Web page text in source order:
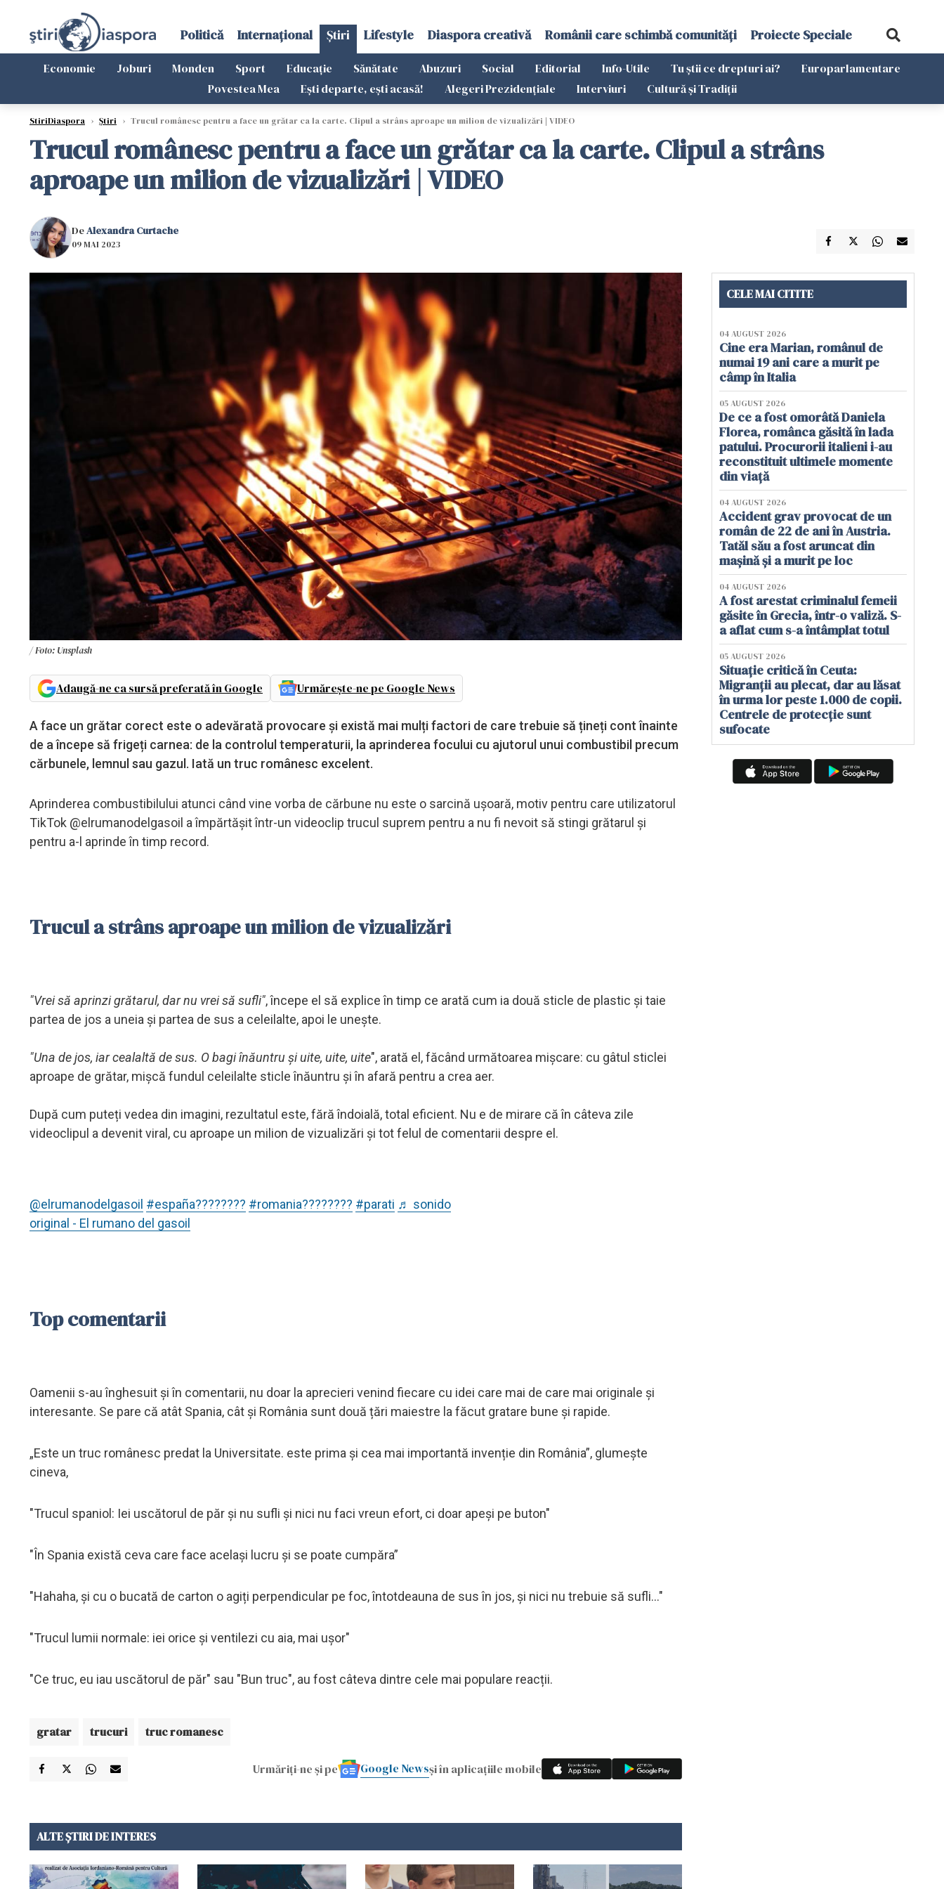
Politică Internațional Știri Lifestyle Diaspora creativă Românii care schimbă comunități Proiecte Speciale
Economie Joburi Monden Sport Educație Sănătate Abuzuri Social Editorial Info-Utile Tu știi ce drepturi ai?
Europarlamentare
Povestea Mea
Ești departe, ești acasă! Alegeri Prezidențiale Interviuri Cultură și Tradiții
StiriDiaspora › Știri › Trucul românesc pentru a face un grătar ca la carte. Clipul a strâns aproape un milion de vizualizări | VIDEO
Trucul românesc pentru a face un grătar ca la carte. Clipul a strâns
aproape un milion de vizualizări | VIDEO
DeAlexandra Curtache
09 MAI 2023
/ Foto: Unsplash
Adaugă-ne ca sursă preferată în Google Urmărește-ne pe Google News
A face un grătar corect este o adevărată provocare și există mai mulți factori de care trebuie să țineți cont înainte
de a începe să frigeți carnea: de la controlul temperaturii, la aprinderea focului cu ajutorul unui combustibil precum
cărbunele, lemnul sau gazul. Iată un truc românesc excelent.
Aprinderea combustibilului atunci când vine vorba de cărbune nu este o sarcină ușoară, motiv pentru care utilizatorul
TikTok @elrumanodelgasoil a împărtășit într-un videoclip trucul suprem pentru a nu fi nevoit să stingi grătarul și
pentru a-l aprinde în timp record.
Trucul a strâns aproape un milion de vizualizări
"Vrei să aprinzi grătarul, dar nu vrei să sufli", începe el să explice în timp ce arată cum ia două sticle de plastic și taie
partea de jos a uneia și partea de sus a celeilalte, apoi le unește.
"Una de jos, iar cealaltă de sus. O bagi înăuntru și uite, uite, uite", arată el, făcând următoarea mișcare: cu gâtul sticlei
aproape de grătar, mișcă fundul celeilalte sticle înăuntru și în afară pentru a crea aer.
După cum puteți vedea din imagini, rezultatul este, fără îndoială, total eficient. Nu e de mirare că în câteva zile
videoclipul a devenit viral, cu aproape un milion de vizualizări și tot felul de comentarii despre el.
@elrumanodelgasoil #españa???????? #romania???????? #parati ♬ sonido
original - El rumano del gasoil
Top comentarii
Oamenii s-au înghesuit și în comentarii, nu doar la aprecieri venind fiecare cu idei care mai de care mai originale și
interesante. Se pare că atât Spania, cât și România sunt două țări maiestre la făcut gratare bune și rapide.
„Este un truc românesc predat la Universitate. este prima și cea mai importantă invenție din România”, glumește
cineva,
"Trucul spaniol: Iei uscătorul de păr și nu sufli și nici nu faci vreun efort, ci doar apeși pe buton"
"În Spania există ceva care face același lucru și se poate cumpăra”
"Hahaha, și cu o bucată de carton o agiți perpendicular pe foc, întotdeauna de sus în jos, și nici nu trebuie să sufli..."
"Trucul lumii normale: iei orice și ventilezi cu aia, mai ușor"
"Ce truc, eu iau uscătorul de păr" sau "Bun truc", au fost câteva dintre cele mai populare reacții.
gratar trucuri truc romanesc
Urmăriți-ne și pe Google Newsși în aplicațiile mobile
ALTE ȘTIRI DE INTERES
CELE MAI CITITE
04 AUGUST 2026
Cine era Marian, românul de
numai 19 ani care a murit pe
câmp în Italia
05 AUGUST 2026
De ce a fost omorâtă Daniela
Florea, românca găsită în lada
patului. Procurorii italieni i-au
reconstituit ultimele momente
din viață
04 AUGUST 2026
Accident grav provocat de un
român de 22 de ani în Austria.
Tatăl său a fost aruncat din
mașină și a murit pe loc
04 AUGUST 2026
A fost arestat criminalul femeii
găsite în Grecia, într-o valiză. S-
a aflat cum s-a întâmplat totul
05 AUGUST 2026
Situație critică în Ceuta:
Migranții au plecat, dar au lăsat
în urma lor peste 1.000 de copii.
Centrele de protecție sunt
sufocate